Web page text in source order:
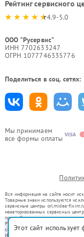
Мы принимаем
все формы оплаты
Рейтинг сервисного
4.9-5.0
ООО "Русервис"
ИНН 7702633247
ОГРН 1077746335776
Поделиться в соц. сетях:
Вся информация на сайте носит
Товарные знаки используются
сервисные центры orl.midea-
неавторизованных сервисных
правообладателями товарных
Ремонт осуществляется для
со статьей 1487 ГК РФ.
Использование товарных знаков
Этот сайт